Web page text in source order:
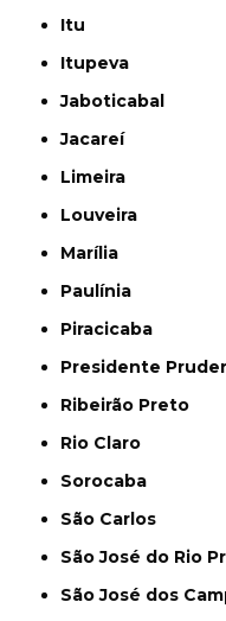
Itu
Itupeva
Jaboticabal
Jacareí
Limeira
Louveira
Marília
Paulínia
Piracicaba
Presidente
Ribeirão Preto
Rio Claro
Sorocaba
São Carlos
São José do Rio
São José dos